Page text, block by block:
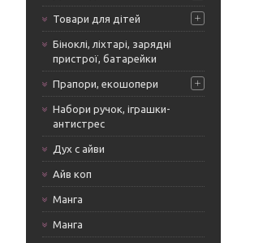
Товари для дітей
Біноклі, ліхтарі, зарядні
пристрої, батарейки
Прапори, екошопери
Набори ручок, іграшки-
антистрес
Дух с айви
Айв коп
Манга
Манга